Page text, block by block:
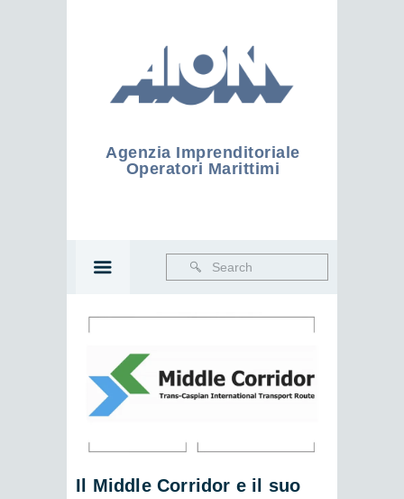
Agenzia Imprenditoriale
Operatori Marittimi
Il Middle Corridor e il suo